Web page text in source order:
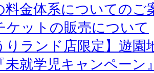
料金体系についてのご
ケットの販売について
りランド店限定】遊
未就学児キャンペーン